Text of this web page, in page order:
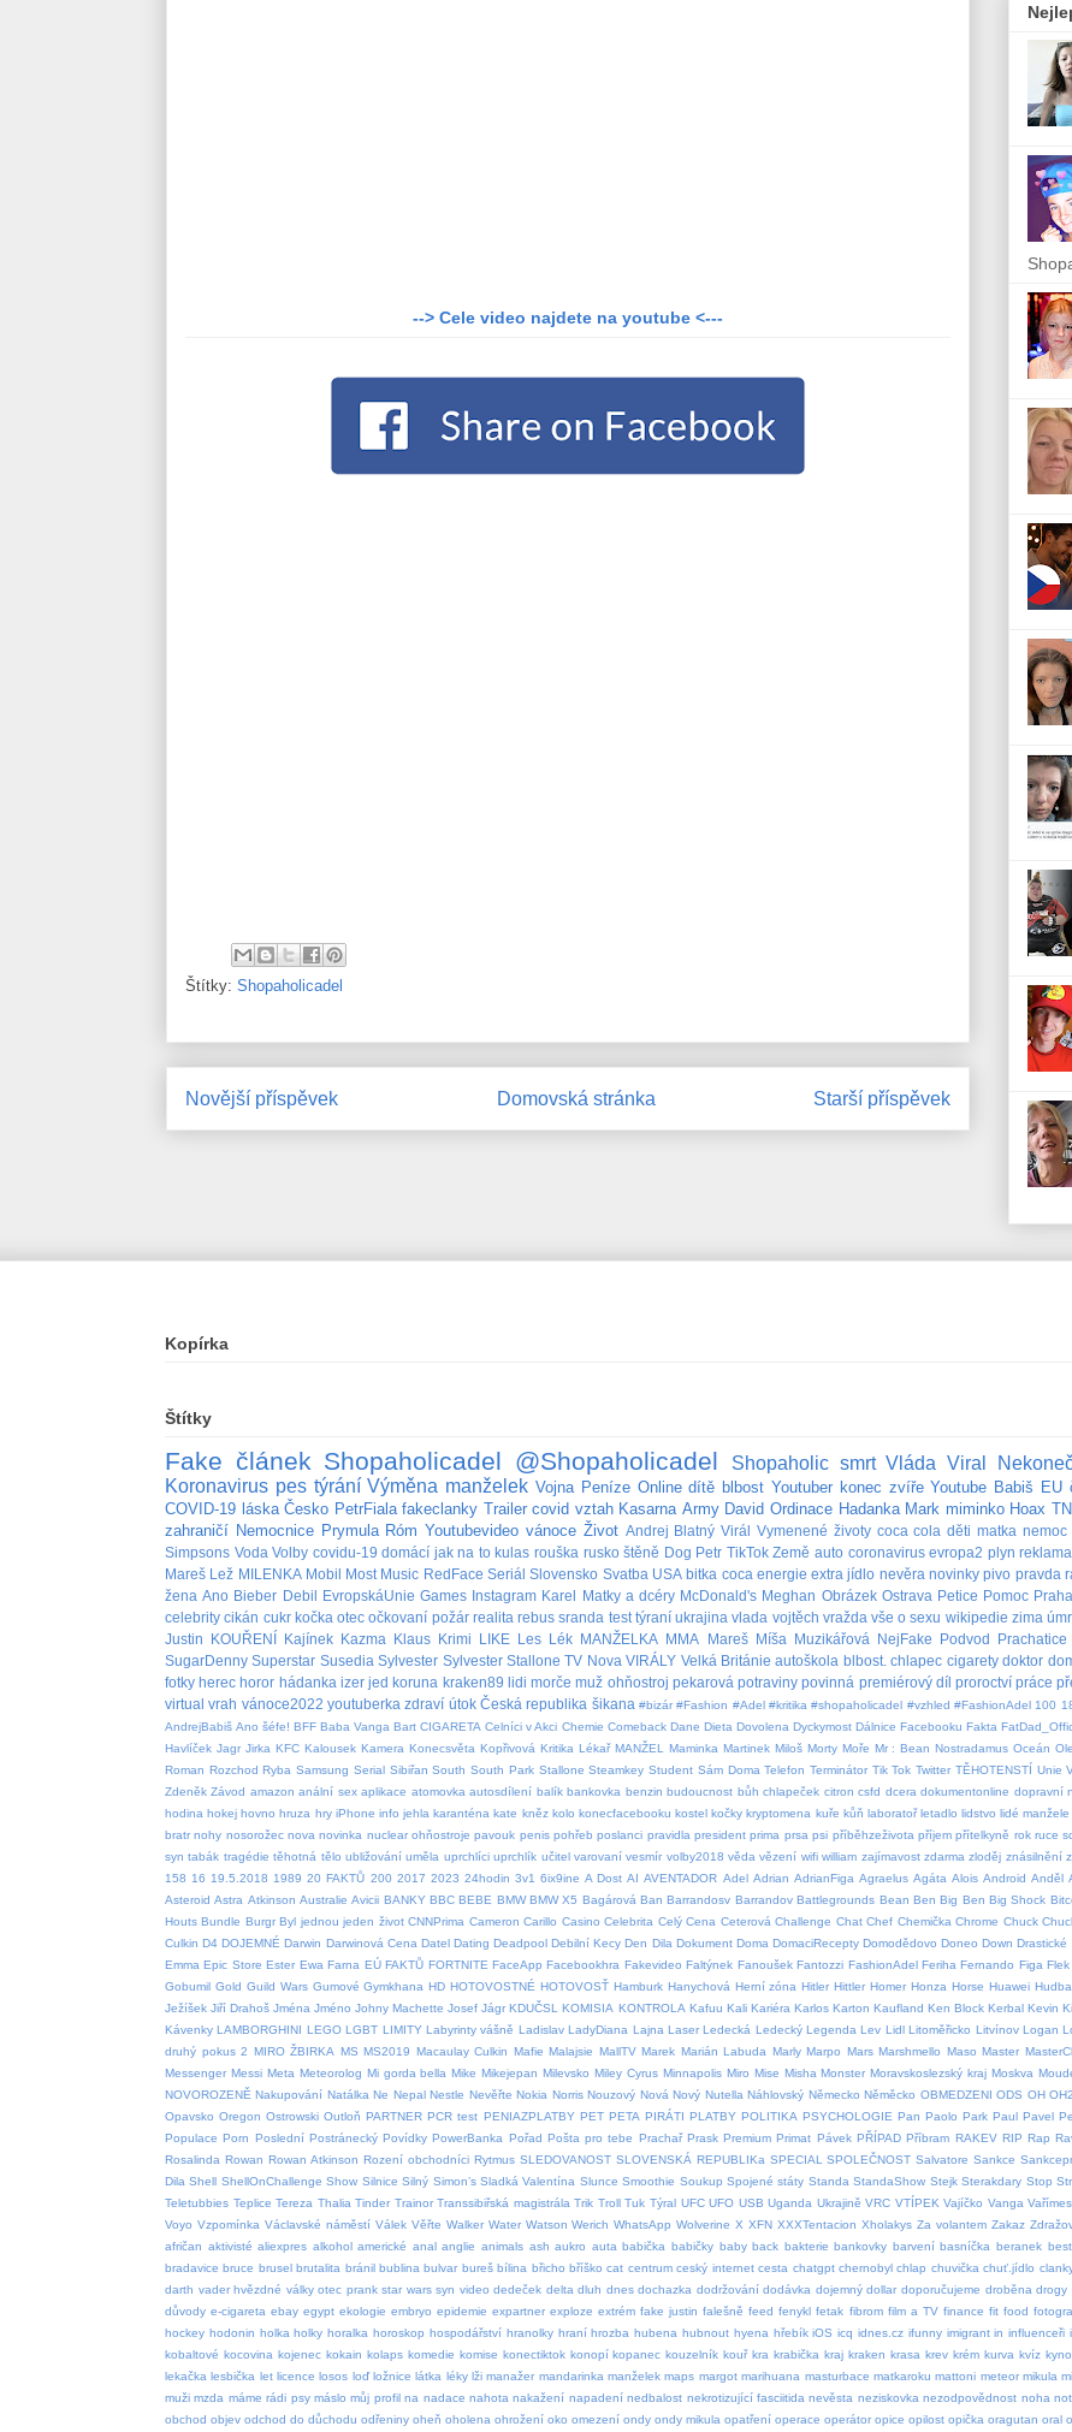
--> Cele video najdete na youtube <---
Štítky: Shopaholicadel
Novější příspěvek Starší příspěvek
Domovská stránka
Kopírka
Štítky
Fake článek Shopaholicadel @Shopaholicadel Shopaholic smrt Vláda Viral
Koronavirus pes týrání Výměna manželek Vojna Peníze Online dítě blbost Youtuber konec zvíře Youtube Babiš EU
COVID-19 láska Česko PetrFiala fakeclanky Trailer covid vztah Kasarna Army David Ordinace Hadanka Mark miminko Hoax
zahraničí Nemocnice Prymula Róm Youtubevideo vánoce Život Andrej Blatný Virál Vymenené životy coca cola děti matka nemoc
Simpsons Voda Volby covidu-19 domácí jak na to kulas rouška rusko štěně Dog Petr TikTok Země auto coronavirus evropa2 plyn reklama
Mareš Lež MILENKA Mobil Most Music RedFace Seriál Slovensko Svatba USA bitka coca energie extra jídlo nevěra novinky pivo pravda
žena Ano Bieber Debil EvropskáUnie Games Instagram Karel Matky a dcéry McDonald's Meghan Obrázek Ostrava Petice Pomoc Praha
celebrity cikán cukr kočka otec očkovaní požár realita rebus sranda test týraní ukrajina vlada vojtěch vražda vše o sexu wikipedie zima
Justin
KOUŘENÍ Kajínek Kazma Klaus Krimi LIKE Les Lék MANŽELKA MMA Mareš Míša Muzikářová NejFake Podvod Prachatice
SugarDenny Superstar Susedia Sylvester Sylvester Stallone TV Nova VIRÁLY Velká Británie autoškola blbost. chlapec cigarety doktor
fotky herec horor hádanka izer jed koruna kraken89 lidi morče muž ohňostroj pekarová potraviny povinná premiérový díl proroctví práce
virtual vrah vánoce2022 youtuberka zdraví útok Česká republika šikana #bizár #Fashion #Adel #kritika #shopaholicadel #vzhled #FashionAdel 100
AndrejBabiš Ano šéfe! BFF Baba Vanga Bart CIGARETA Celníci v Akci Chemie Comeback Dane Dieta Dovolena Dyckymost Dálnice Facebooku Fakta
Havlíček Jagr Jirka KFC Kalousek Kamera Konecsvěta Kopřivová Kritika Lékař MANŽEL Maminka Martinek Miloš Morty Moře Mr : Bean Nostradamus Oceán
Roman Rozchod Ryba Samsung Serial Sibiřan South South Park Stallone Steamkey Student Sám Doma Telefon Terminátor Tik Tok Twitter TĚHOTENSTÍ Unie
Zdeněk Závod amazon anální sex aplikace atomovka autosdílení balík bankovka benzin budoucnost bůh chlapeček citron csfd dcera dokumentonline dopravní
hodina hokej hovno hruza hry iPhone info jehla karanténa kate kněz kolo konecfacebooku kostel kočky kryptomena kuře kůň laboratoř letadlo lidstvo lidé manžele
bratr nohy nosorožec nova novinka nuclear ohňostroje pavouk penis pohřeb poslanci pravidla president prima prsa psi příběhzeživota příjem přítelkyně rok ruce
syn tabák tragédie těhotná tělo ubližování uměla uprchlíci uprchlík učitel varovaní vesmír volby2018 věda vězení wifi william zajímavost zdarma zloděj znásilnění
158 16 19.5.2018 1989 20 FAKTŮ 200 2017 2023 24hodin 3v1 6ix9ine A Dost AI AVENTADOR Adel Adrian AdrianFiga Agraelus Agáta Alois Android Anděl
Asteroid Astra Atkinson Australie Avicii BANKY BBC BEBE BMW BMW X5 Bagárová Ban Barrandosv Barrandov Battlegrounds Bean Ben Big Ben Big Shock
Houts Bundle Burgr Byl jednou jeden život CNNPrima Cameron Carillo Casino Celebrita Celý Cena Ceterová Challenge Chat Chef Chemička Chrome Chuck
Culkin D4 DOJEMNÉ Darwin Darwinová Cena Datel Dating Deadpool Debilní Kecy Den Dila Dokument Doma DomaciRecepty Domodědovo Doneo Down Drastické
Emma Epic Store Ester Ewa Farna EÚ FAKTŮ FORTNITE FaceApp Facebookhra Fakevideo Faltýnek Fanoušek Fantozzi FashionAdel Feriha Fernando Figa Flek
Gobumil Gold Guild Wars Gumové Gymkhana HD HOTOVOSTNÉ HOTOVOSŤ Hamburk Hanychová Herní zóna Hitler Hittler Homer Honza Horse Huawei Hudba
Ježíšek Jiří Drahoš Jména Jméno Johny Machette Josef Jágr KDUČSL KOMISIA KONTROLA Kafuu Kali Kariéra Karlos Karton Kaufland Ken Block Kerbal Kevin
Kávenky LAMBORGHINI LEGO LGBT LIMITY Labyrinty vášně Ladislav LadyDiana Lajna Laser Ledecká Ledecký Legenda Lev Lidl Litoměřicko Litvínov Logan
druhý pokus 2 MIRO ŽBIRKA MS MS2019 Macaulay Culkin Mafie Malajsie MallTV Marek Marián Labuda Marly Marpo Mars Marshmello Maso Master
Messenger Messi Meta Meteorolog Mi gorda bella Mike Mikejepan Milevsko Miley Cyrus Minnapolis Miro Mise Misha Monster Moravskoslezský kraj Moskva
NOVOROZENĚ Nakupování Natálka Ne Nepal Nestle Nevěřte Nokia Norris Nouzový Nová Nový Nutella Náhlovský Německo Něměcko OBMEDZENI ODS OH
Opavsko Oregon Ostrowski Outloň PARTNER PCR test PENIAZPLATBY PET PETA PIRÁTI PLATBY POLITIKA PSYCHOLOGIE Pan Paolo Park Paul Pavel
Populace Porn Poslední Postránecký Povídky PowerBanka Pořad Pošta pro tebe Prachař Prask Premium Primat Pávek PŘÍPAD Příbram RAKEV RIP Rap
Rosalinda Rowan Rowan Atkinson Rození obchodníci Rytmus SLEDOVANOST SLOVENSKÁ REPUBLIKa SPECIAL SPOLEČNOST Salvatore Sankce
Dila Shell ShellOnChallenge Show Silnice Silný Simon’s Sladká Valentína Slunce Smoothie Soukup Spojené státy Standa StandaShow Stejk Sterakdary Stop
Teletubbies Teplice Tereza Thalia Tinder Trainor Transsibiřská magistrála Trik Troll Tuk Týral UFC UFO USB Uganda Ukrajině VRC VTÍPEK Vajíčko Vanga
Voyo Vzpomínka Václavské náměstí Válek Věřte Walker Water Watson Werich WhatsApp Wolverine X XFN XXXTentacion Xholakys Za volantem Zakaz
afričan aktivisté aliexpres alkohol americké anal anglie animals ash aukro auta babička babičky baby back bakterie bankovky barvení basníčka beranek best
bradavice bruce brusel brutalita bránil bublina bulvar bureš bílina břicho bříško cat centrum ceský internet cesta chatgpt chernobyl chlap chuvička chuť.jídlo
darth vader hvězdné války otec prank star wars syn video dedeček delta dluh dnes dochazka dodržování dodávka dojemný dollar doporučujeme droběna drogy
důvody e-cigareta ebay egypt ekologie embryo epidemie expartner exploze extrém fake justin falešně feed fenykl fetak fibrom film a TV finance fit food
hockey hodonin holka holky horalka horoskop hospodářství hranolky hraní hrozba hubena hubnout hyena hřebík iOS icq idnes.cz ifunny imigrant in influenceři
kobaltové kocovina kojenec kokain kolaps komedie komise konectiktok konopí kopanec kouzelník kouř kra krabička kraj kraken krasa krev krém kurva kvíz
lekačka lesbička let licence losos loď ložnice látka léky lži manažer mandarinka manželek maps margot marihuana masturbace matkaroku mattoni meteor mikula
muži mzda máme rádi psy máslo můj profil na nadace nahota nakažení napadení nedbalost nekrotizující fasciitida nevěsta neziskovka nezodpovědnost noha
obchod objev odchod do důchodu odřeniny oheň oholena ohrožení oko omezení ondy ondy mikula opatření operace operátor opice opilost opička oragutan oral